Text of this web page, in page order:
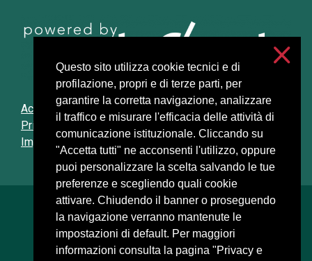
Questo sito utilizza cookie tecnici e di
profilazione, propri e di terze parti, per
garantire la corretta navigazione, analizzare
il traffico e misurare l'efficacia delle attività di
comunicazione istituzionale. Cliccando su
"Accetta tutti" ne acconsenti l'utilizzo, oppure
puoi personalizzare la scelta salvando le tue
preferenze e scegliendo quali cookie
attivare. Chiudendo il banner o proseguendo
la navigazione verranno mantenute le
impostazioni di default. Per maggiori
informazioni consulta la pagina "Privacy e
Accessibilità
Privacy e cookies
Impostazioni cookie
Università degli Studi di Milano
Via Festa del Perdono, 7 - 20122 Milano
Posta Elettronica Certificata